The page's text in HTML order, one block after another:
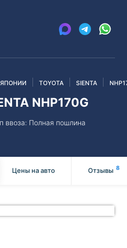
TOYOTA SIENTA
NHP170G
ввоза: Полная пошлина
Цены на авто Отзывы 8